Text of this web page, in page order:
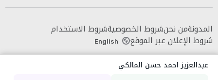
المدونةمن نحنشروط الخصوصيةشروط الاستخدام
شروط الإعلان عبر الموقع English
عبدالعزيز احمد حسن المالكي